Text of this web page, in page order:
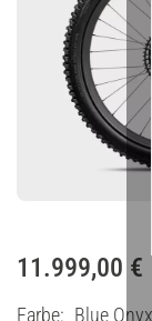
11.999,00 €
Farbe Blue